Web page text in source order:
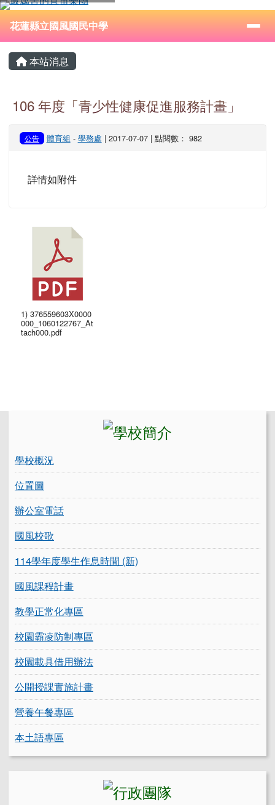
跳至主內容區
花蓮縣立國風國民中學
⏸
導覽列
花蓮縣立國風國民中學
主內容區域
本站消息
106 年度「青少性健康促進服務計畫」
公告 體育組 - 學務處 | 2017-07-07 | 點閱數： 982
詳情如附件
1) 376559603X0000
000_1060122767_At
tach000.pdf
學校概況
位置圖
辦公室電話
國風校歌
114學年度學生作息時間 (新)
國風課程計畫
教學正常化專區
校園霸凌防制專區
校園載具借用辦法
公開授課實施計畫
營養午餐專區
本土語專區
頁尾區域